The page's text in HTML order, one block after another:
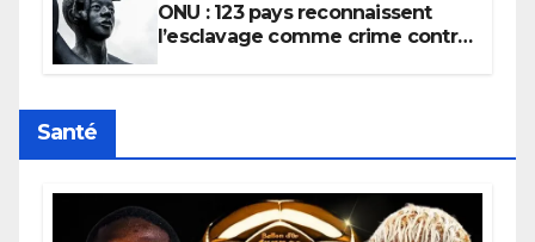
ONU : 123 pays reconnaissent
l’esclavage comme crime contre
Santé